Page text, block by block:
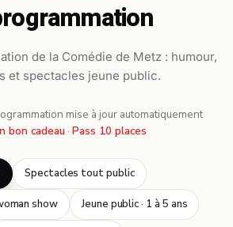
de la Comédie de Metz : humour,
et spectacles jeune public.
mise à jour automatiquement
bon cadeau · Pass 10 places
Spectacles tout public
show Jeune public · 1 à 5 ans